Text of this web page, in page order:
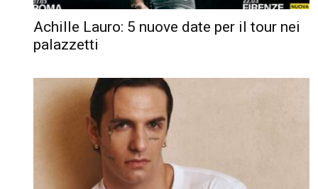
Achille Lauro: 5 nuove date per il tour nei
palazzetti